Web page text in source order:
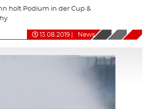
holt Podium in der Cup &
13.08.2019 News